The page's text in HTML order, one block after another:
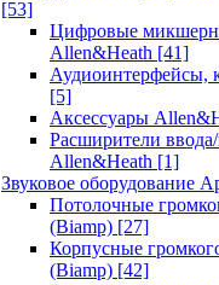
[53]
Цифровые
Allen&Heath [41]
Аудиоинтерфейсы,
[5]
Аксессуары
Расширители
Allen&Heath [1]
Звуковое оборудование
Потолочные
(Biamp) [27]
Корпусные
(Biamp) [42]